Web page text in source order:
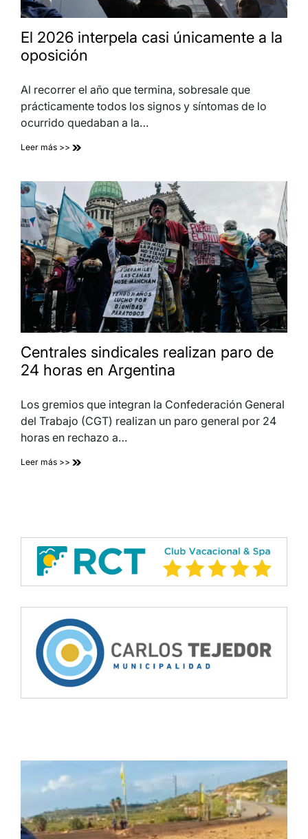
El 2026 interpela casi únicamente a la
oposición
Al recorrer el año que termina, sobresale que
prácticamente todos los signos y síntomas de lo
ocurrido quedaban a la…
Leer más >>
Centrales sindicales realizan paro de
24 horas en Argentina
Los gremios que integran la Confederación General
del Trabajo (CGT) realizan un paro general por 24
horas en rechazo a…
Leer más >>